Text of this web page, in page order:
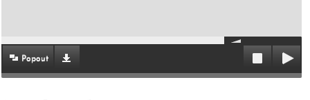
Popout